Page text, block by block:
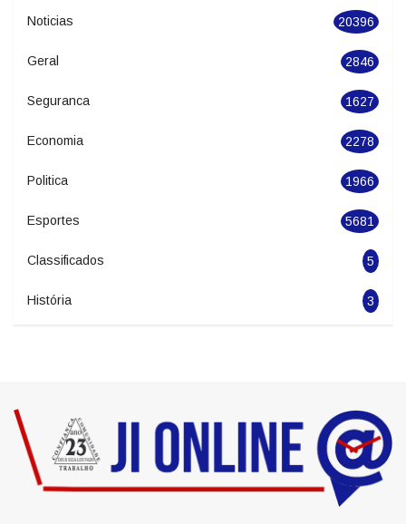
Categories
Cidades 551
Noticias 20396
Geral 2846
Seguranca 1627
Economia 2278
Politica 1966
Esportes 5681